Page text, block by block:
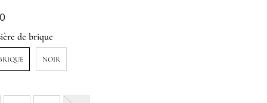
de brique
NOIR